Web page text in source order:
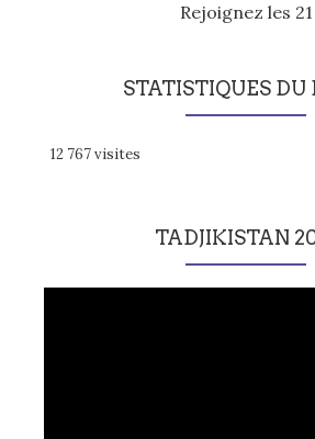
Rejoignez les
STATISTIQUES DU
12 767 visites
TADJIKISTAN